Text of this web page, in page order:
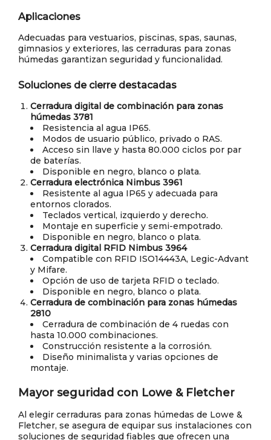
Aplicaciones
Adecuadas para vestuarios, piscinas, spas, saunas,
gimnasios y exteriores, las cerraduras para zonas
húmedas garantizan seguridad y funcionalidad.
Soluciones de cierre destacadas
Cerradura digital de combinación para zonas
húmedas 3781
Resistencia al agua IP65.
Modos de usuario público, privado o RAS.
Acceso sin llave y hasta 80.000 ciclos por par
de baterías.
Disponible en negro, blanco o plata.
Cerradura electrónica Nimbus 3961
Resistente al agua IP65 y adecuada para
entornos clorados.
Teclados vertical, izquierdo y derecho.
Montaje en superficie y semi-empotrado.
Disponible en negro, blanco o plata.
Cerradura digital RFID Nimbus 3964
Compatible con RFID ISO14443A, Legic-Advant
y Mifare.
Opción de uso de tarjeta RFID o teclado.
Disponible en negro, blanco o plata.
Cerradura de combinación para zonas húmedas
2810
Cerradura de combinación de 4 ruedas con
hasta 10.000 combinaciones.
Construcción resistente a la corrosión.
Diseño minimalista y varias opciones de
montaje.
Mayor seguridad con Lowe & Fletcher
Al elegir cerraduras para zonas húmedas de Lowe &
Fletcher, se asegura de equipar sus instalaciones con
soluciones de seguridad fiables que ofrecen una